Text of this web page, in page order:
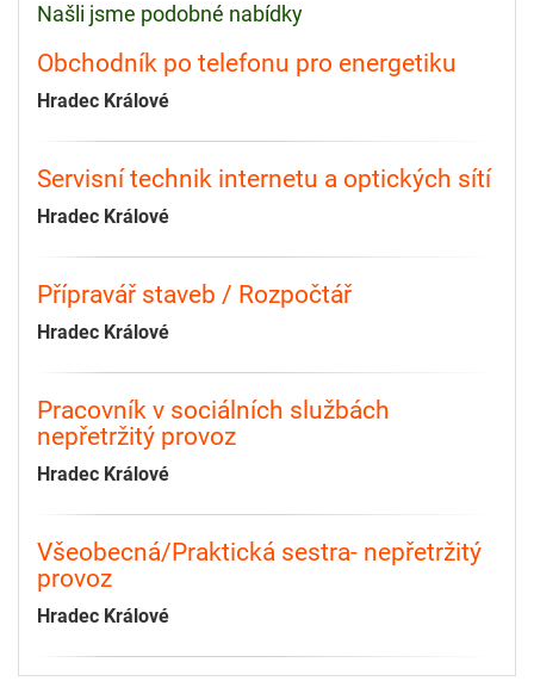
Našli jsme podobné nabídky
Obchodník po telefonu pro energetiku
Hradec Králové
Servisní technik internetu a optických sítí
Hradec Králové
Přípravář staveb / Rozpočtář
Hradec Králové
Pracovník v sociálních službách
nepřetržitý provoz
Hradec Králové
Všeobecná/Praktická sestra- nepřetržitý
provoz
Hradec Králové